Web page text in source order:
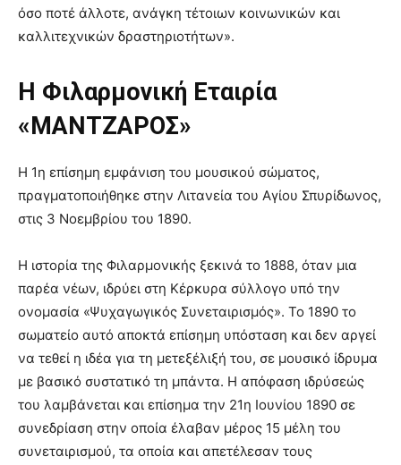
όσο ποτέ άλλοτε, ανάγκη τέτοιων κοινωνικών και
καλλιτεχνικών δραστηριοτήτων».
Η Φιλαρμονική Εταιρία
«ΜΑΝΤΖΑΡΟΣ»
Η 1η επίσημη εμφάνιση του μουσικού σώματος,
πραγματοποιήθηκε στην Λιτανεία του Αγίου Σπυρίδωνος,
στις 3 Νοεμβρίου του 1890.
Η ιστορία της Φιλαρμονικής ξεκινά το 1888, όταν μια
παρέα νέων, ιδρύει στη Κέρκυρα σύλλογο υπό την
ονομασία «Ψυχαγωγικός Συνεταιρισμός». Το 1890 το
σωματείο αυτό αποκτά επίσημη υπόσταση και δεν αργεί
να τεθεί η ιδέα για τη μετεξέλιξή του, σε μουσικό ίδρυμα
με βασικό συστατικό τη μπάντα. Η απόφαση ιδρύσεώς
του λαμβάνεται και επίσημα την 21η Ιουνίου 1890 σε
συνεδρίαση στην οποία έλαβαν μέρος 15 μέλη του
συνεταιρισμού, τα οποία και απετέλεσαν τους